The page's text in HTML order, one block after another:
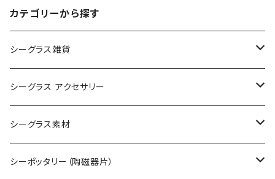
カテゴリーから探す
シーグラス雑貨
コレクション用シーグラス
シーグラス オブジェ・置物
シーグラス アクセサリー
シーグラス ネックレス
シーグラス ペンダントヘッド（トップ）
シーグラス素材
アクセサリー用シーグラス
シーポッタリー（陶磁器片）